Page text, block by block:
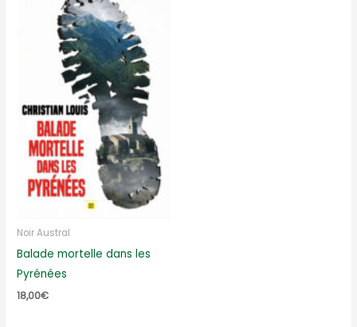
Noir Austral
Balade mortelle dans les
Pyrénées
18,00€